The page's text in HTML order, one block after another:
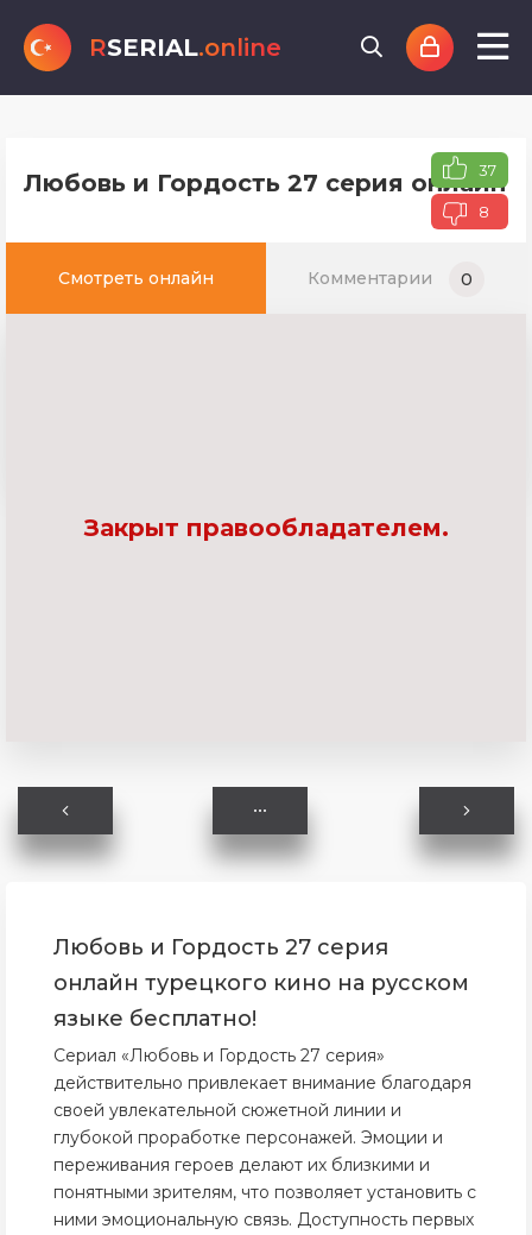
RSERIAL.online
Любовь и Гордость 27 серия онлайн
37
8
Смотреть онлайн Комментарии 0
Закрыт правообладателем.
Любовь и Гордость 27 серия
онлайн турецкого кино на русском
языке бесплатно!
Сериал «Любовь и Гордость 27 серия»
действительно привлекает внимание благодаря
своей увлекательной сюжетной линии и
глубокой проработке персонажей. Эмоции и
переживания героев делают их близкими и
понятными зрителям, что позволяет установить с
ними эмоциональную связь. Доступность первых